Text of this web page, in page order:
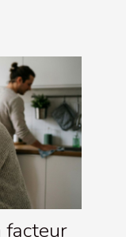
facteur